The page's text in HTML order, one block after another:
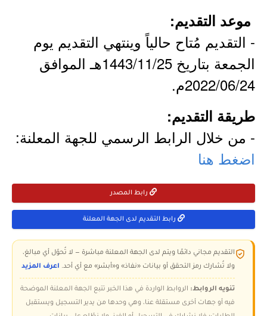
موعد التقديم:
- التقديم مُتاح حالياً وينتهي التقديم يوم
الجمعة بتاريخ 1443/11/25هـ الموافق
2022/06/24م.
طريقة التقديم:
- من خلال الرابط الرسمي للجهة المعلنة:
اضغط هنا
رابط المصدر
رابط التقديم لدى الجهة المعلنة
التقديم مجاني دائمًا ويتم لدى الجهة المعلنة مباشرة — لا تُحوّل أي مبالغ،
ولا تُشارك رمز التحقق أو بيانات «نفاذ» و«أبشر» مع أي أحد. اعرف المزيد
تنويه الروابط: الروابط الواردة في هذا الخبر تتبع الجهة المعلنة الموضحة
فيه أو جهات أخرى مستقلة عنا، وهي وحدها من يدير التسجيل ويستقبل